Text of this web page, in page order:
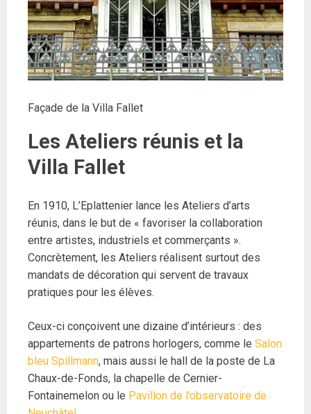
Façade de la Villa Fallet
Les Ateliers réunis et la
Villa Fallet
En 1910, L’Eplattenier lance les Ateliers d’arts
réunis, dans le but de « favoriser la collaboration
entre artistes, industriels et commerçants ».
Concrètement, les Ateliers réalisent surtout des
mandats de décoration qui servent de travaux
pratiques pour les élèves.
Ceux-ci conçoivent une dizaine d’intérieurs : des
appartements de patrons horlogers, comme le Salon
bleu Spillmann, mais aussi le hall de la poste de La
Chaux-de-Fonds, la chapelle de Cernier-
Fontainemelon ou le Pavillon de l’observatoire de